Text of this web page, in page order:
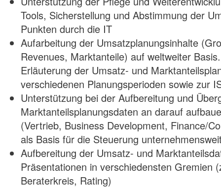
Tools, Sicherstellung und Abstimmung der
Punkten durch die IT
Aufarbeitung der Umsatzplanungsinhalte
Revenues, Marktanteile) auf weltweiter
Erläuterung der Umsatz- und
verschiedenen Planungsperioden sowie zur
Unterstützung bei der Aufbereitung und
Marktanteilsplanungsdaten an darauf
(Vertrieb, Business Development, Finance/
als Basis für die Steuerung
Aufbereitung der Umsatz- und
Präsentationen in verschiedensten Gremien
Beraterkreis, Rating)